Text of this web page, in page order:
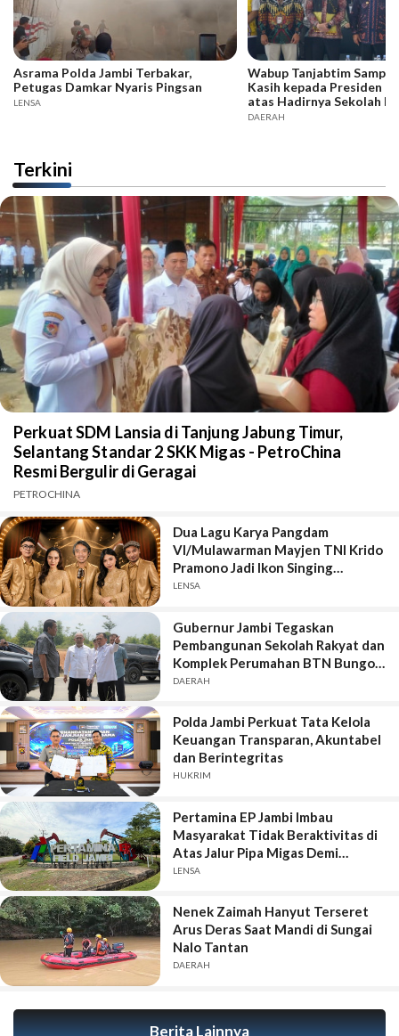
Asrama Polda Jambi Terbakar,
Petugas Damkar Nyaris Pingsan
LENSA
Wabup Tanjabtim
Kasih kepada Presiden
atas Hadirnya Sekolah
DAERAH
Terkini
Perkuat SDM Lansia di Tanjung Jabung Timur,
Selantang Standar 2 SKK Migas - PetroChina
Resmi Bergulir di Geragai
PETROCHINA
Dua Lagu Karya Pangdam
VI/Mulawarman Mayjen TNI Krido
Pramono Jadi Ikon Singing
Competition HUT Ke-81 RI
LENSA
Gubernur Jambi Tegaskan
Pembangunan Sekolah Rakyat dan
Komplek Perumahan BTN Bungo
Green City Harus Sejalan
DAERAH
Polda Jambi Perkuat Tata Kelola
Keuangan Transparan, Akuntabel
dan Berintegritas
HUKRIM
Pertamina EP Jambi Imbau
Masyarakat Tidak Beraktivitas di
Atas Jalur Pipa Migas Demi
Keselamatan Bersama
LENSA
Nenek Zaimah Hanyut Terseret
Arus Deras Saat Mandi di Sungai
Nalo Tantan
DAERAH
Berita Lainnya